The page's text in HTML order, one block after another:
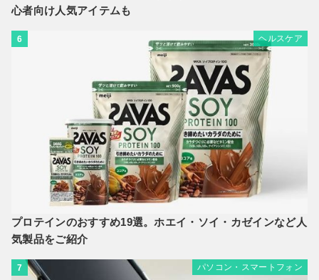
心者向け人気アイテムも
6 ヘルスケア
プロテインのおすすめ19選。ホエイ・ソイ・カゼインなど人
気製品をご紹介
7 パソコン・スマートフォン